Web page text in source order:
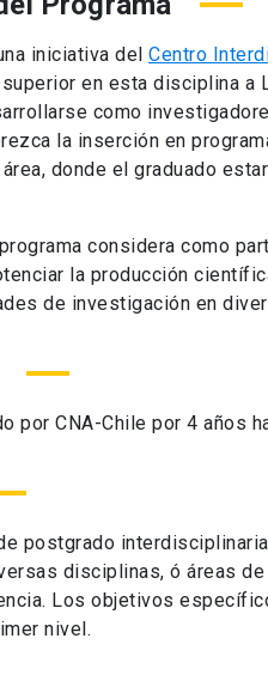
iniciativa del Centro
en esta disciplina
como
la inserción en
donde el graduado
considera como
la producción
de investigación en
por CNA-Chile por 4 años
postgrado
disciplinas, ó áreas
Los objetivos
nivel.